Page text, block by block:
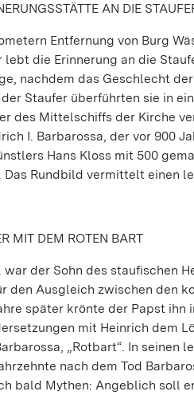
AN DIE
Entfernung von Burg
lebt die Erinnerung an die
nachdem das Geschlecht
Staufer überführten sie in
des Mittelschiffs der Kirche
I. Barbarossa, der vor 900
Hans Kloss mit 500
Das Rundbild vermittelt einen
MIT DEM ROTEN BART
war der Sohn des staufischen
den Ausgleich zwischen den
später krönte der Papst ihn
mit Heinrich dem
„Rotbart“. In seinen
nach dem Tod
bald Mythen: Angeblich soll